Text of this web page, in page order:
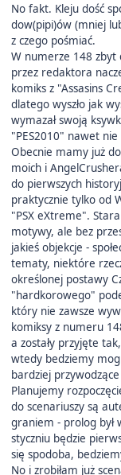
No fakt. Kleju dość
dow(pipi)ów (mniej
z czego pośmiać.
W numerze 148 zbyt
przez redaktora
komiks z "Assasins
dlatego wyszło jak
wymazał swoją
"PES2010" nawet
Obecnie mamy już
moich i
do pierwszych
praktycznie tylko od
"PSX eXtreme".
motywy, ale bez
jakieś objekcje -
tematy, niektóre
określonej postawy
"hardkorowego"
który nie zawsze
komiksy z numeru
a zostały przyjęte
wtedy bedziemy
bardziej
Planujemy
do scenariuszy są
graniem - prolog był
styczniu będzie
się spodoba,
No i zrobiłam już